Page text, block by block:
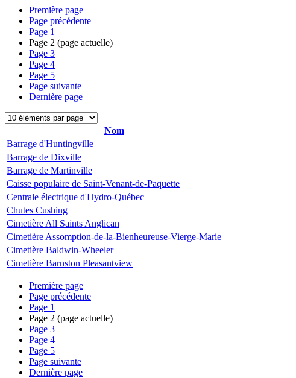
Première page
Page précédente
Page 1
Page 2 (page actuelle)
Page 3
Page 4
Page 5
Page suivante
Dernière page
Nom
Barrage d'Huntingville
Barrage de Dixville
Barrage de Martinville
Caisse populaire de Saint-Venant-de-Paquette
Centrale électrique d'Hydro-Québec
Chutes Cushing
Cimetière All Saints Anglican
Cimetière Assomption-de-la-Bienheureuse-Vierge-Marie
Cimetière Baldwin-Wheeler
Cimetière Barnston Pleasantview
Première page
Page précédente
Page 1
Page 2 (page actuelle)
Page 3
Page 4
Page 5
Page suivante
Dernière page